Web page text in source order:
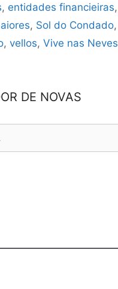
, entidades financieiras,
, Sol do Condado,
, vellos, Vive nas Neves
DE NOVAS